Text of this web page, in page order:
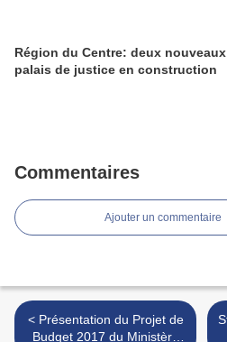
Région du Centre: deux nouveaux
palais de justice en construction
Commentaires
Ajouter un commentaire
< Présentation du Projet de
Budget 2017 du Ministère